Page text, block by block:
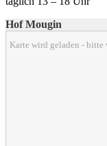
Hof Mougin
Karte wird geladen - bitte